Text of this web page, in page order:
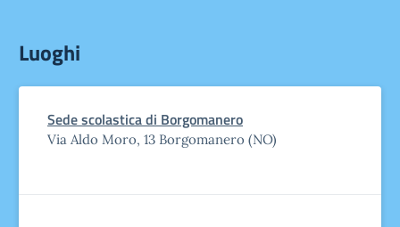
Luoghi
Sede scolastica di Borgomanero
Via Aldo Moro, 13 Borgomanero (NO)